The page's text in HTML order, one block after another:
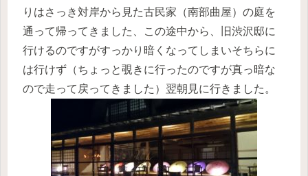
りはさっき対岸から見た古民家（南部曲屋）の庭を
通って帰ってきました、この途中から、旧渋沢邸に
行けるのですがすっかり暗くなってしまいそちらに
は行けず（ちょっと覗きに行ったのですが真っ暗な
ので走って戻ってきました）翌朝見に行きました。